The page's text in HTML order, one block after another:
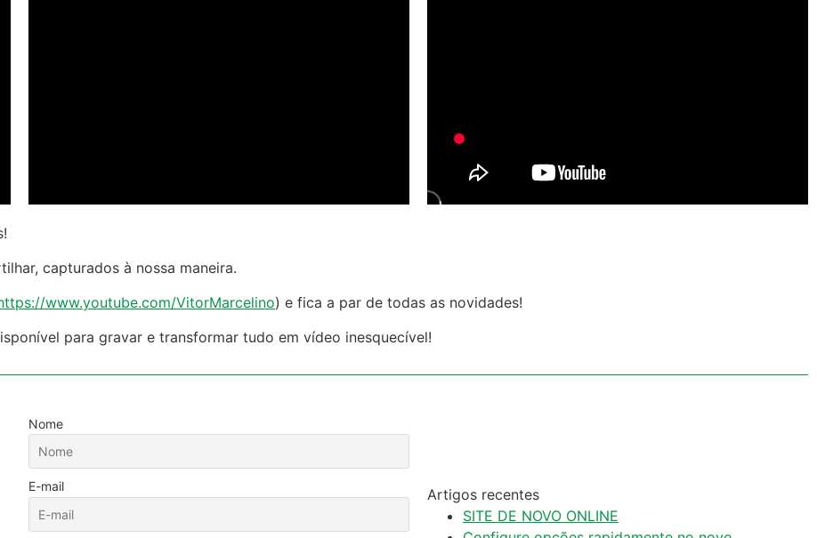
capturados à nossa maneira.
www.youtube.com/VitorMarcelino) e fica a par de todas as novidades!
para gravar e transformar tudo em vídeo inesquecível!
Nome
E-mail
Artigos recentes
SITE DE NOVO ONLINE